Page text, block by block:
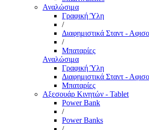
Αναλώσιμα
Γραφική Ύλη
/
Διαφημιστικά Σταντ -
/
Μπαταρίες
Αναλώσιμα
Γραφική Ύλη
Διαφημιστικά Σταντ -
Μπαταρίες
Αξεσουάρ Κινητών - Tablet
Power Bank
/
Power Banks